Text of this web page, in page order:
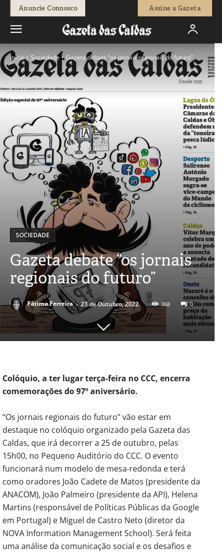
Anuncie Connosco Assine a Gazeta
Início Sociedade Gazeta debate “os jornais regionais do futuro”
SOCIEDADE
Gazeta debate “os jornais
regionais do futuro”
Fátima Ferreira - 23 de Outubro, 2022 368 0
Colóquio, a ter lugar terça-feira no CCC, encerra
comemorações do 97º aniversário.
“Os jornais regionais do futuro” vão estar em
destaque no colóquio organizado pela Gazeta das
Caldas, que irá decorrer a 25 de outubro, pelas
15h00, no Pequeno Auditório do CCC. O evento
funcionará num modelo de mesa-redonda e terá
como oradores João Cadete de Matos (presidente da
ANACOM), João Palmeiro (presidente da API), Helena
Martins (responsável de Políticas Públicas da Google
em Portugal) e Miguel de Castro Neto (diretor da
NOVA Information Management School). Será feita
uma análise da comunicação social e os desafios e